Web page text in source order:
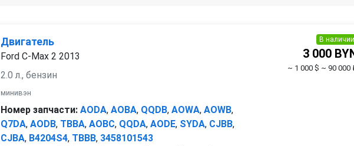
Mazda
Nissan Peugeot
Renault Rover
Smart SsangYong
Двигатель
Ford C-Max 2 2013
2.0 л., бензин
минивэн
Номер запчасти: AODA,AOBA, QQDB,AOWA,AOWB,
Q7DA,AODB, TBBA,AOBC, QQDA,AODE, SYDA, CJBB,
CJBA, B4204S4, TBBB, 3458101543
В наличии
3 000
~ 1 000 $ ~ 90 000